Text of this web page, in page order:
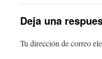
Deja una
Tu dirección de correo